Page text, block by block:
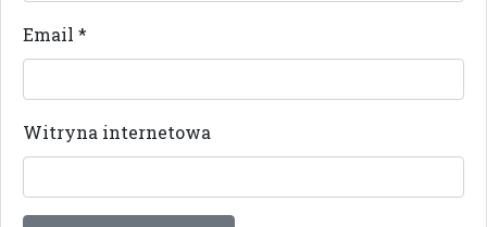
Email *
Witryna internetowa